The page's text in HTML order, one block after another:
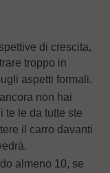
di crescita,
troppo in
aspetti formali.
non hai
te le da tutte ste
il carro davanti
almeno 10, se